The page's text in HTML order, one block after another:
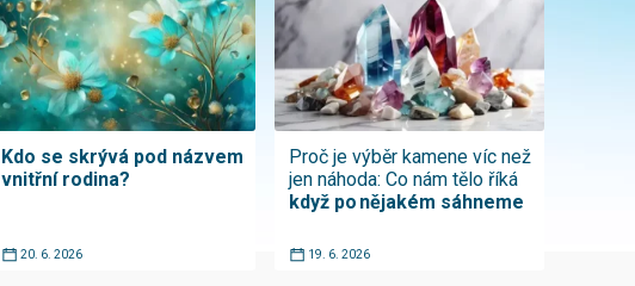
Kdo se skrývá pod názvem
vnitřní rodina?
20. 6. 2026
Proč je výběr kamene víc než
jen náhoda: Co nám tělo říká
když po nějakém sáhneme
19. 6. 2026